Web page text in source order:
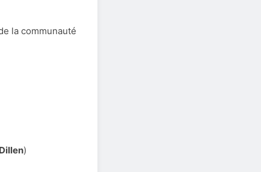
la communauté
)